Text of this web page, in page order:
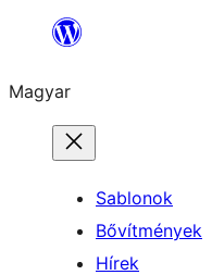
Ugrás
tartalomhoz
Magyar
Sablonok
Bővítmények
Hírek